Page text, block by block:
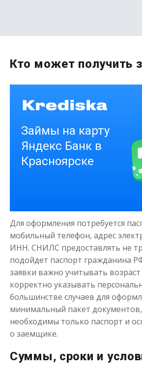
Получить
Сумма
Срок от 1
Получить
Моментальный займ
Кто может получить
Для оформления потребуется
мобильный телефон, адрес
ИНН. СНИЛС предоставлять не
подойдет паспорт гражданина
заявки важно учитывать
корректно указывать
большинстве случаев для
минимальный пакет
необходимы только паспорт и
о заемщике.
Суммы, сроки и